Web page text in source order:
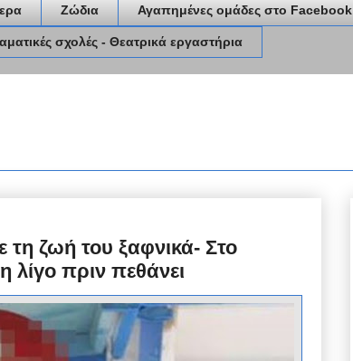
Ζώδια Αγαπημένες ομάδες στο Facebook
σχολές - Θεατρικά εργαστήρια
τη ζωή του ξαφνικά- Στο
λίγο πριν πεθάνει